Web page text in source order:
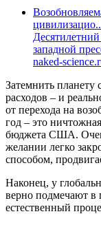
западной
naked-
Затемнить планету
расходов – и
от перехода на
год – это
бюджета США.
желании легко
способом,
Наконец, у
верно подмечают в
естественный